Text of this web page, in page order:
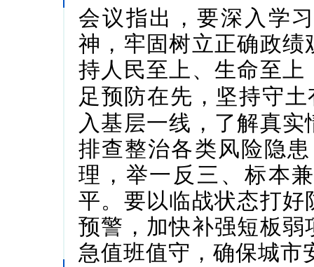
会议指出，要深入学
神，牢固树立正确政
持人民至上、生命至
足预防在先，坚持守
入基层一线，了解真
排查整治各类风险隐
理，举一反三、标本
平。 要以临战状态打
预警，加快补强短板
急值班值守，确保城市